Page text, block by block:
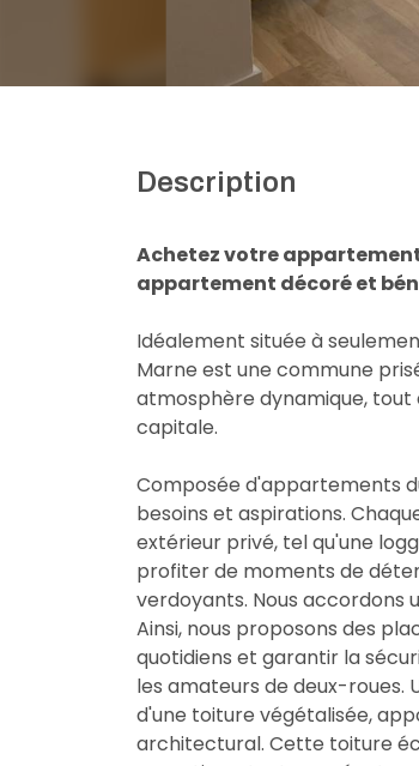
Description
Achetez votre
appartement décoré et
Idéalement située à
Marne est une commune
atmosphère dynamique,
capitale.
Composée d'appartements
besoins et aspirations.
extérieur privé, tel qu'une
profiter de moments de
verdoyants. Nous
Ainsi, nous proposons des
quotidiens et garantir la
les amateurs de deux-roues.
d'une toiture végétalisée,
architectural. Cette toiture